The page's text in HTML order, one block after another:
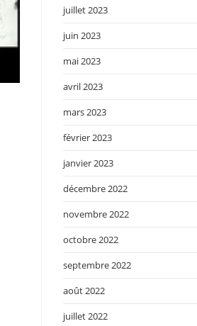
juillet 2023
juin 2023
mai 2023
avril 2023
mars 2023
février 2023
janvier 2023
décembre 2022
novembre 2022
octobre 2022
septembre 2022
août 2022
juillet 2022